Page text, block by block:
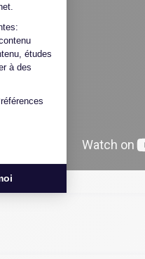
études
à des